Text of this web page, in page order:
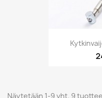
Näytetään 1-9 yht. 9